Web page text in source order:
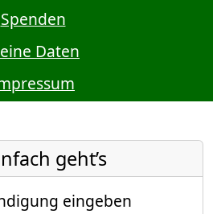
Spenden
Daten
geht’s
eingeben